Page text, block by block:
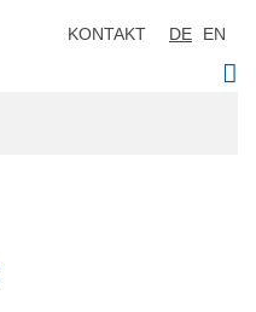
KONTAKT DE EN